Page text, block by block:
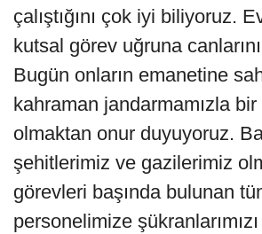
çalıştığını çok iyi biliyoruz.
kutsal görev uğruna
Bugün onların emanetine
kahraman jandarmamızla
olmaktan onur duyuyoruz.
şehitlerimiz ve gazilerimiz
görevleri başında bulunan
personelimize